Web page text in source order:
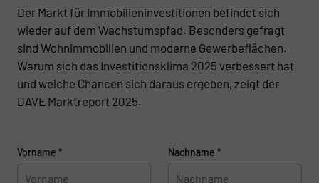
Der Markt für Immobilieninvestitionen befindet sich
wieder auf dem Wachstumspfad. Besonders gefragt
sind Wohnimmobilien und moderne Gewerbeflächen.
Warum sich das Investitionsklima 2025 verbessert hat
und welche Chancen sich daraus ergeben, zeigt der
DAVE Marktreport 2025.
Vorname * Nachname *